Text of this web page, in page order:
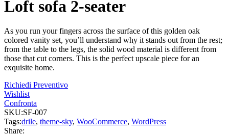
Loft sofa 2-seater
As you run your fingers across the surface of this golden oak
colored vanity set, you’ll understand why it stands out from the rest;
from the table to the legs, the solid wood material is different from
those that cut corners. This is the perfect upscale piece for an
exquisite home.
Richiedi Preventivo
Wishlist
Confronta
SKU:SF-007
Tags:drile, theme-sky, WooCommerce, WordPress
Share: